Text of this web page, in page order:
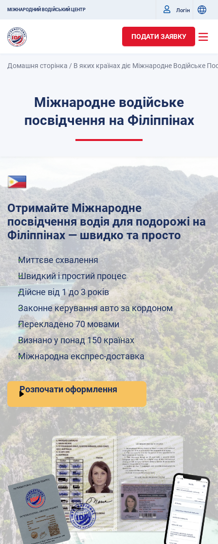
МІЖНАРОДНИЙ ВОДІЙСЬКИЙ ЦЕНТР Логін
ПОДАТИ ЗАЯВКУ
Домашня сторінка / В яких країнах діє Міжнародне Водійське
Міжнародне водійське
посвідчення на Філіппінах
Отримайте Міжнародне
посвідчення водія для подорожі на
Філіппінах — швидко та просто
Миттєве схвалення
Швидкий і простий процес
Дійсне від 1 до 3 років
Законне керування авто за кордоном
Перекладено 70 мовами
Визнано у понад 150 країнах
Міжнародна експрес-доставка
Розпочати оформлення